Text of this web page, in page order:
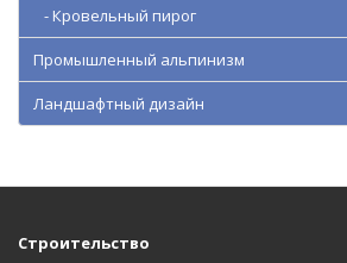
- Кровельный пирог
Промышленный альпинизм
Ландшафтный дизайн
Строительство